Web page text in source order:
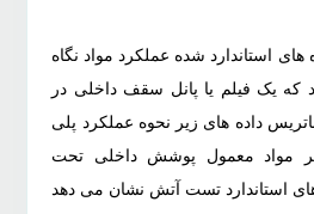
استاندارد شده عملکرد مواد نگاه
که یک فیلم یا پانل سقف داخلی در
داده های زیر نحوه عملکرد پلی
مواد معمول پوشش داخلی تحت